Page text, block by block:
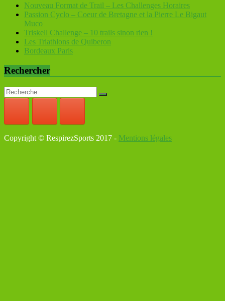
Nouveau Format de Trail – Les Challenges Horaires
Passion Cyclo – Coeur de Bretagne et la Pierre Le Bigaut
Muco
Triskell Challenge – 10 trails sinon rien !
Les Triathlons de Quiberon
Bordeaux Paris
Rechercher
Copyright © RespirezSports 2017 - Mentions légales